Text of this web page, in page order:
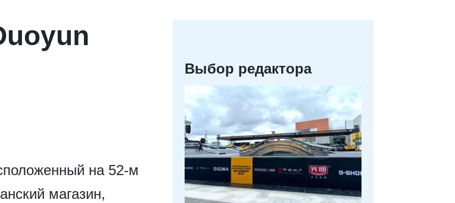
на 52-м
магазин,
Выбор редактора